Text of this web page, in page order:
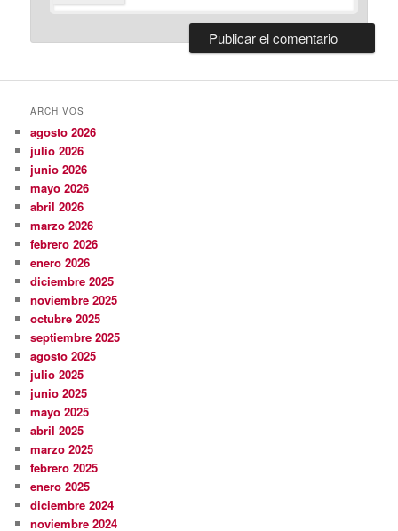
ARCHIVOS
agosto 2026
julio 2026
junio 2026
mayo 2026
abril 2026
marzo 2026
febrero 2026
enero 2026
diciembre 2025
noviembre 2025
octubre 2025
septiembre 2025
agosto 2025
julio 2025
junio 2025
mayo 2025
abril 2025
marzo 2025
febrero 2025
enero 2025
diciembre 2024
noviembre 2024